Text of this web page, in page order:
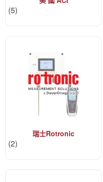
(5)
瑞士Rotronic
(2)